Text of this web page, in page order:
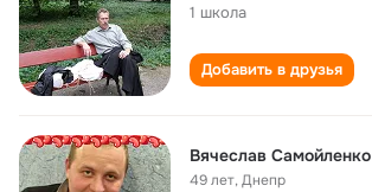
1 школа
Добавить в друзья
Вячеслав Самойленко
49 лет,Днепр